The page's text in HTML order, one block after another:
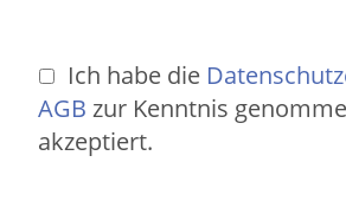
Ich habe die
AGB zur Kenntnis
akzeptiert.